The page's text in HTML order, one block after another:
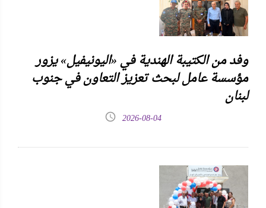
وفد من الكتيبة الهندية في «اليونيفيل» يزور
مؤسسة عامل لبحث تعزيز التعاون في جنوب
لبنان
2026-08-04